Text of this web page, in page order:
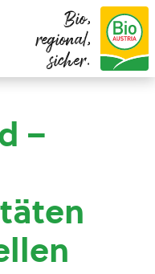
Bio,
regional,
sicher.
–